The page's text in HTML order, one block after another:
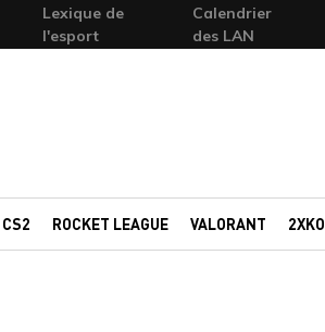
Lexique de
l'esport
Calendrier
des LAN
CS2 ROCKET LEAGUE VALORANT 2XKO